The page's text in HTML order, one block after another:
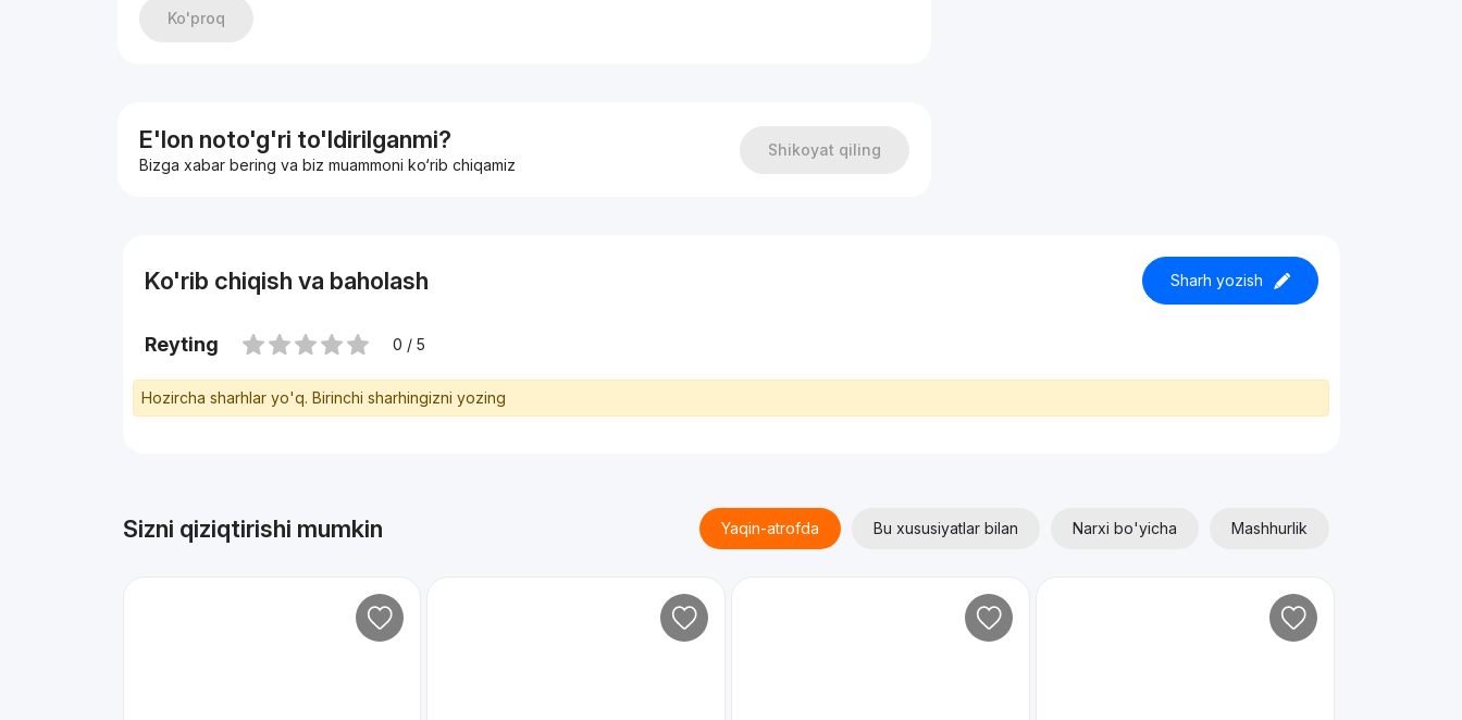
Этажность - 4
Площадь м? - 19
+99894 661 10 30 Тимур
Наш бот в Telegramm http://telegram.me/fartimB_bot
Ko'proq
E'lon noto'g'ri to'ldirilganmi?
Bizga xabar bering va biz muammoni ko‘rib chiqamiz
Shikoyat qiling
Ko'rib chiqish va baholash Sharh yozish
Reyting 0 / 5
Hozircha sharhlar yo'q. Birinchi sharhingizni yozing
Sizni qiziqtirishi mumkin Yaqin-atrofda Bu xususiyatlar bilan Narxi bo'yicha Mashhurlik